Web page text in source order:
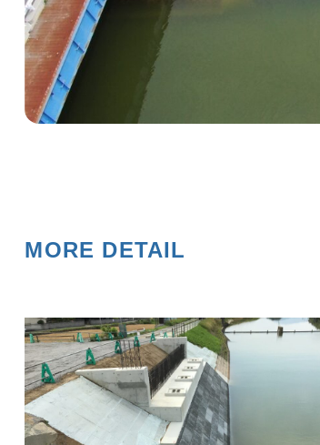
MORE DETAIL